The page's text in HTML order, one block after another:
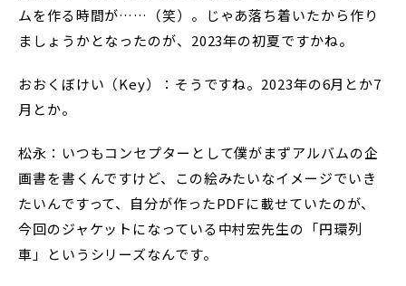
ムを作る時間が……（笑）。じゃあ落ち着いたから作り
ましょうかとなったのが、2023年の初夏ですかね。
おおくぼけい（Key）：そうですね。2023年の6月とか7
月とか。
松永：いつもコンセプターとして僕がまずアルバムの企
画書を書くんですけど、この絵みたいなイメージでいき
たいんですって、自分が作ったPDFに載せていたのが、
今回のジャケットになっている中村宏先生の「円環列
車」というシリーズなんです。